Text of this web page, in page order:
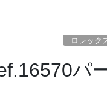
ロレック
パ